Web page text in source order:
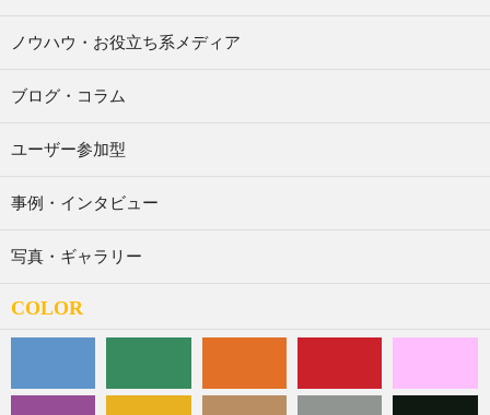
ノウハウ・お役立ち系メディア
ブログ・コラム
ユーザー参加型
事例・インタビュー
写真・ギャラリー
COLOR